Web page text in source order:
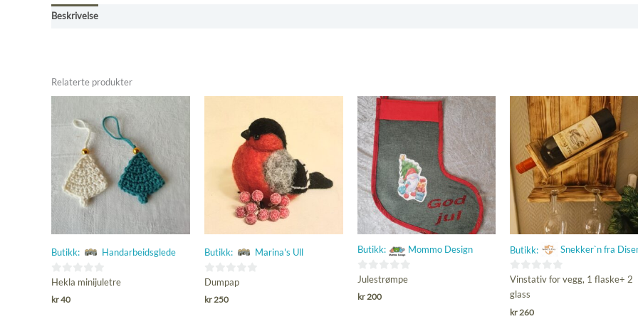
Beskrivelse
Relaterte produkter
Butikk: Handarbeidsglede
0
ut
Hekla minijuletre
kr40
Butikk: Marina's Ull
0
ut
Dumpap
kr250
Butikk: Mommo Design
0
ut
Julestrømpe
kr200
Butikk: Snekker`n fra
0
ut
av
Vinstativ for vegg, 1 flaske+ 2
glass
kr 260